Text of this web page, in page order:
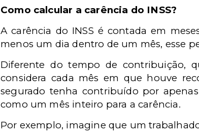
Como calcular a carência do INSS?
A carência do INSS é contada em
menos um dia dentro de um mês, esse
Diferente do tempo de contribuição,
considera cada mês em que houve
segurado tenha contribuído por
como um mês inteiro para a carência.
Por exemplo, imagine que um